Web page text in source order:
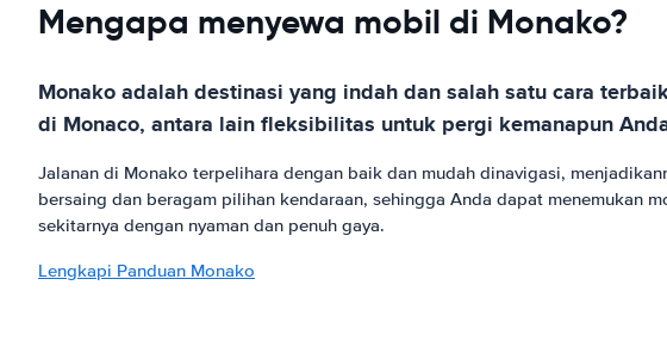
Mengapa menyewa mobil di Monako?
Monako adalah destinasi yang indah dan salah satu cara
di Monaco, antara lain fleksibilitas untuk pergi kemanapun
Jalanan di Monako terpelihara dengan baik dan mudah dinavigasi,
bersaing dan beragam pilihan kendaraan, sehingga Anda dapat menemukan
sekitarnya dengan nyaman dan penuh gaya.
Lengkapi Panduan Monako